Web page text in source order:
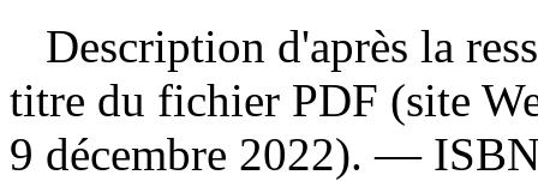
Description d'après la
titre du fichier PDF (site
9 décembre 2022). —